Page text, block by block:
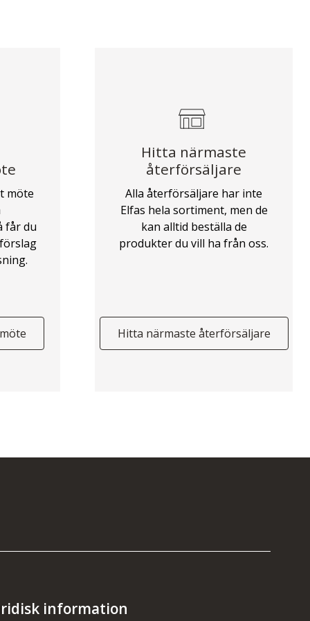
möte
får du
Hitta närmaste
återförsäljare
Alla återförsäljare har inte
Elfas hela sortiment, men de
kan alltid beställa de
produkter du vill ha från oss.
Hitta närmaste återförsäljare
information